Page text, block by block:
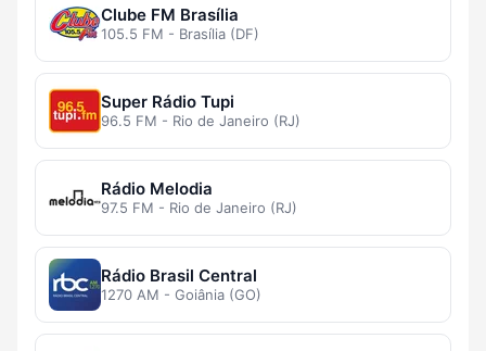
Clube FM Brasília
105.5 FM - Brasília (DF)
Super Rádio Tupi
96.5 FM - Rio de Janeiro (RJ)
Rádio Melodia
97.5 FM - Rio de Janeiro (RJ)
Rádio Brasil Central
1270 AM - Goiânia (GO)